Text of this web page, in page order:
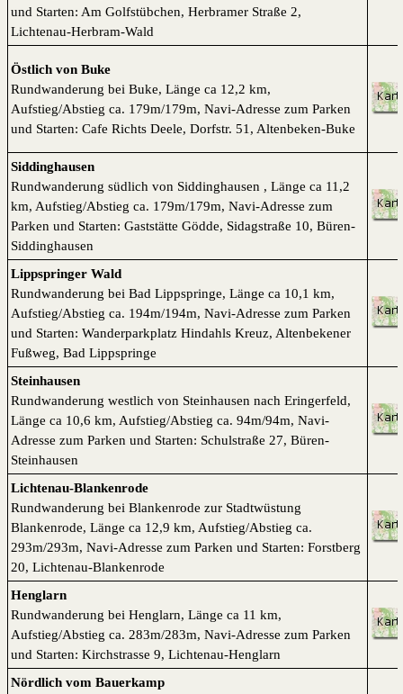
und Starten: Am Golfstübchen, Herbramer Straße 2,
Lichtenau-Herbram-Wald
Östlich von Buke
Rundwanderung bei Buke, Länge ca 12,2 km,
Aufstieg/Abstieg ca. 179m/179m, Navi-Adresse zum Parken
und Starten: Cafe Richts Deele, Dorfstr. 51, Altenbeken-Buke
Siddinghausen
Rundwanderung südlich von Siddinghausen , Länge ca 11,2
km, Aufstieg/Abstieg ca. 179m/179m, Navi-Adresse zum
Parken und Starten: Gaststätte Gödde, Sidagstraße 10, Büren-
Siddinghausen
Lippspringer Wald
Rundwanderung bei Bad Lippspringe, Länge ca 10,1 km,
Aufstieg/Abstieg ca. 194m/194m, Navi-Adresse zum Parken
und Starten: Wanderparkplatz Hindahls Kreuz, Altenbekener
Fußweg, Bad Lippspringe
Steinhausen
Rundwanderung westlich von Steinhausen nach Eringerfeld,
Länge ca 10,6 km, Aufstieg/Abstieg ca. 94m/94m, Navi-
Adresse zum Parken und Starten: Schulstraße 27, Büren-
Steinhausen
Lichtenau-Blankenrode
Rundwanderung bei Blankenrode zur Stadtwüstung
Blankenrode, Länge ca 12,9 km, Aufstieg/Abstieg ca.
293m/293m, Navi-Adresse zum Parken und Starten: Forstberg
20, Lichtenau-Blankenrode
Henglarn
Rundwanderung bei Henglarn, Länge ca 11 km,
Aufstieg/Abstieg ca. 283m/283m, Navi-Adresse zum Parken
und Starten: Kirchstrasse 9, Lichtenau-Henglarn
Nördlich vom Bauerkamp